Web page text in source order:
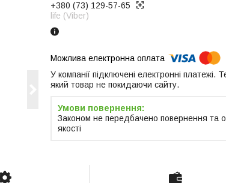
+380 (73) 129-57-65
life (Viber)
У компанії підключені електронні платежі.
який товар не покидаючи сайту.
Законом не передбачено повернення та
якості